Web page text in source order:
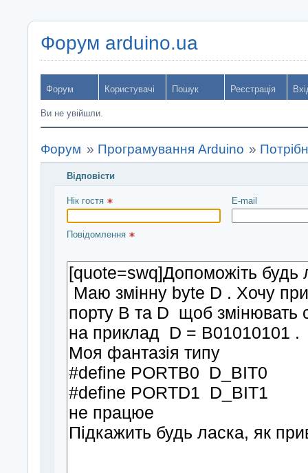
Форум arduino.ua
Форум Користувачі Пошук Реєстрація
Ви не увійшли.
Форум » Програмування Arduino »
Відповісти
Введіть повідомлення і натисніть Надіслати
Нік гостя E-mail
Повідомлення